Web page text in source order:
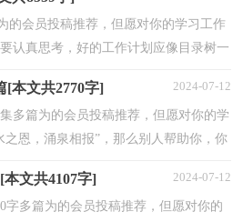
的会员投稿推荐，但愿对你的学习工作
认真思考，好的工作计划应像目录树一
[本文共2770字] 2024-07-12
多篇为的会员投稿推荐，但愿对你的学
之恩，涌泉相报”，那么别人帮助你，你
文共4107字] 2024-07-12
字多篇为的会员投稿推荐，但愿对你的